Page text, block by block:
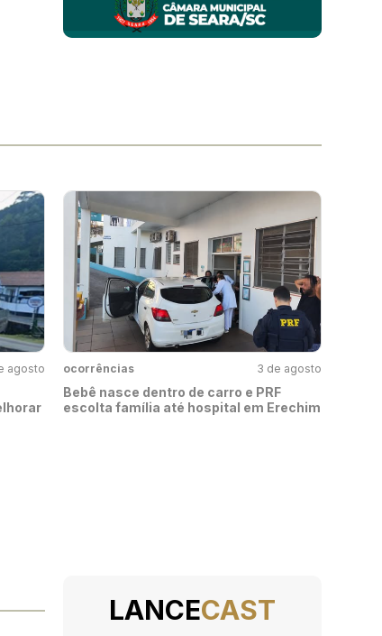
agosto ocorrências 3 de agosto
Bebê nasce dentro de carro e PRF
escolta família até hospital em Erechim
LANCECAST